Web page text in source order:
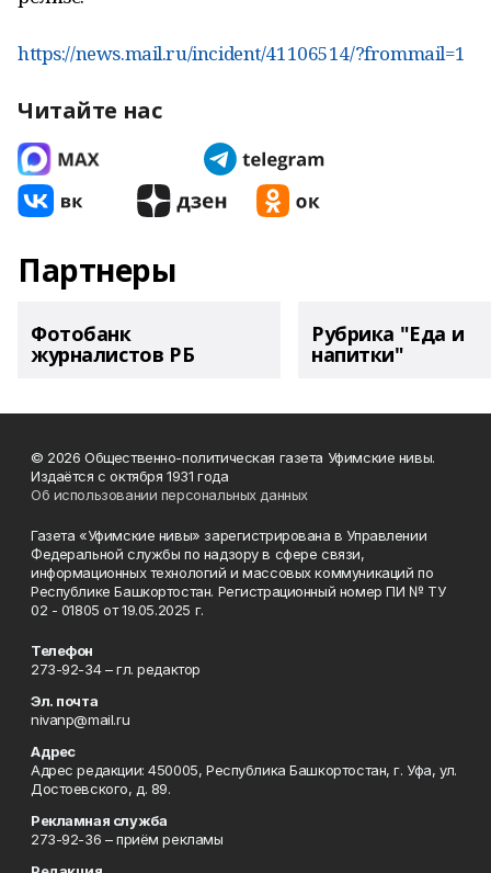
https://news.mail.ru/incident/41106514/?frommail=1
Читайте нас
Партнеры
Фотобанк
журналистов РБ
Рубрика "Еда и
напитки"
© 2026 Общественно-политическая газета Уфимские нивы.
Издаётся с октября 1931 года
Об использовании персональных данных
Газета «Уфимские нивы» зарегистрирована в Управлении
Федеральной службы по надзору в сфере связи,
информационных технологий и массовых коммуникаций по
Республике Башкортостан. Регистрационный номер ПИ № ТУ
02 - 01805 от 19.05.2025 г.
Телефон
273-92-34 – гл. редактор
Эл. почта
nivanp@mail.ru
Адрес
Адрес редакции: 450005, Республика Башкортостан, г. Уфа, ул.
Достоевского, д. 89.
Рекламная служба
273-92-36 – приём рекламы